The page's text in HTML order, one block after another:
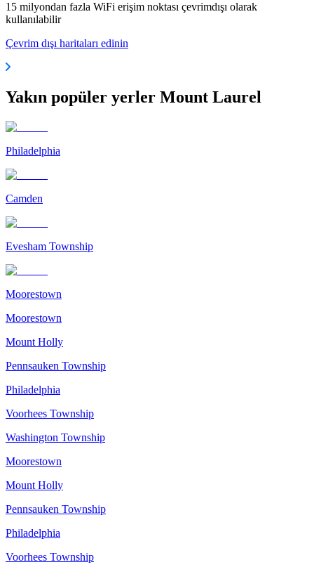
15 milyondan fazla WiFi erişim noktası çevrimdışı olarak
kullanılabilir
Çevrim dışı haritaları edinin
Yakın popüler yerler Mount Laurel
Philadelphia
Camden
Evesham Township
Moorestown
Moorestown
Mount Holly
Pennsauken Township
Philadelphia
Voorhees Township
Washington Township
Moorestown
Mount Holly
Pennsauken Township
Philadelphia
Voorhees Township